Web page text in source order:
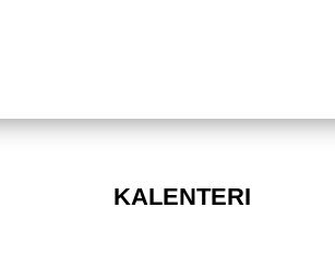
KALENTERI